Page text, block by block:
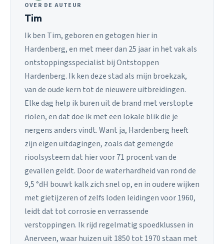
OVER DE AUTEUR
Tim
Ik ben Tim, geboren en getogen hier in
Hardenberg, en met meer dan 25 jaar in het vak als
ontstoppingsspecialist bij Ontstoppen
Hardenberg. Ik ken deze stad als mijn broekzak,
van de oude kern tot de nieuwere uitbreidingen.
Elke dag help ik buren uit de brand met verstopte
riolen, en dat doe ik met een lokale blik die je
nergens anders vindt. Want ja, Hardenberg heeft
zijn eigen uitdagingen, zoals dat gemengde
rioolsysteem dat hier voor 71 procent van de
gevallen geldt. Door de waterhardheid van rond de
9,5 °dH bouwt kalk zich snel op, en in oudere wijken
met gietijzeren of zelfs loden leidingen voor 1960,
leidt dat tot corrosie en verrassende
verstoppingen. Ik rijd regelmatig spoedklussen in
Anerveen, waar huizen uit 1850 tot 1970 staan met